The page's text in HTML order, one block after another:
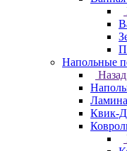
Напольные
Назад
Квик-